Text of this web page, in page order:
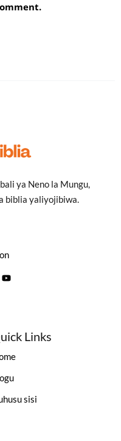
ya Neno la Mungu,
biblia yaliyojibiwa.
Links
sisi